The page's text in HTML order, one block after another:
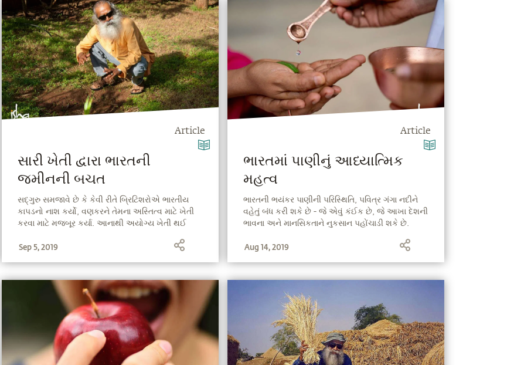
Article
સારી ખેતી દ્વારા ભારતની
જમીનની બચત
સદ્ગુરુ સમજાવે છે કે કેવી રીતે બ્રિટિશરોએ ભારતીય
કાપડનો નાશ કર્યો, વણકરને તેમના અસ્તિત્વ માટે ખેતી
કરવા માટે મજબૂર કર્યા. આનાથી અયોગ્ય ખેતી થઈ
વૃક્ષારોપણ...
Sep 5, 2019
Article
ભારતમાં પાણીનું આધ્યાત્મિક
મહત્વ
ભારતની ભયંકર પાણીની પરિસ્થિતિ, પવિત્ર ગંગા નદીને
વહેતું બંધ કરી શકે છે - જે એવું કંઈક છે, જે આખા દેશની
ભાવના અને માનસિકતાને નુકસાન પહોંચાડી શકે છે.
Aug 14, 2019